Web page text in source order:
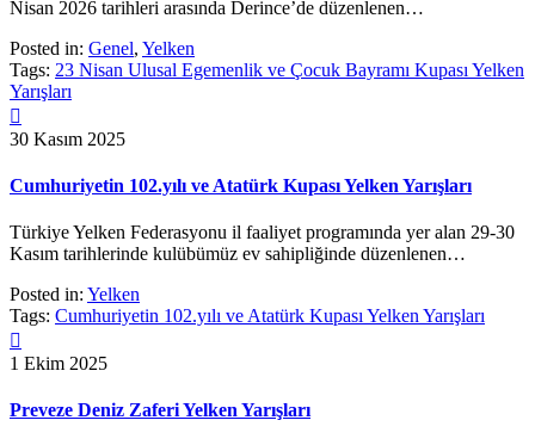
Nisan 2026 tarihleri arasında Derince’de düzenlenen…
Posted in: Genel, Yelken
Tags: 23 Nisan Ulusal Egemenlik ve Çocuk Bayramı Kupası Yelken
Yarışları

30 Kasım 2025
Cumhuriyetin 102.yılı ve Atatürk Kupası Yelken Yarışları
Türkiye Yelken Federasyonu il faaliyet programında yer alan 29-30
Kasım tarihlerinde kulübümüz ev sahipliğinde düzenlenen…
Posted in: Yelken
Tags: Cumhuriyetin 102.yılı ve Atatürk Kupası Yelken Yarışları

1 Ekim 2025
Preveze Deniz Zaferi Yelken Yarışları